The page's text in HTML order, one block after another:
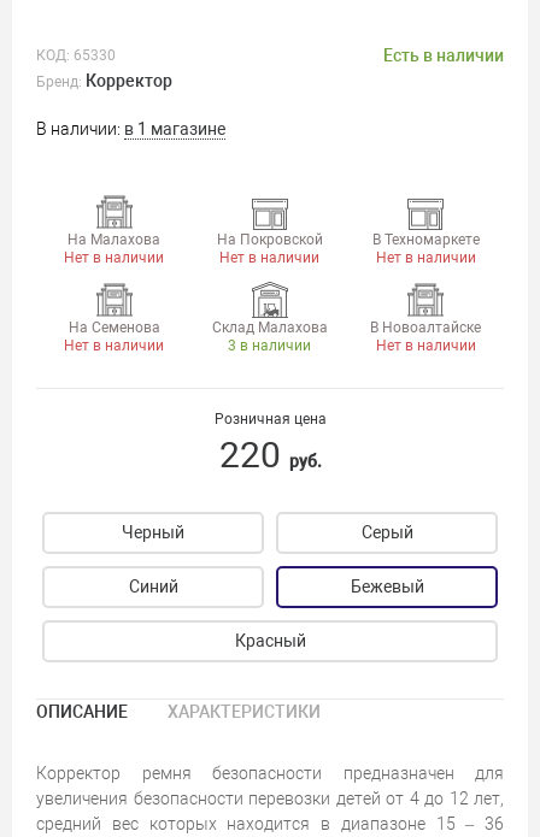
КОД: 65330 Есть в наличии
Бренд: Корректор
В наличии: в 1 магазине
На Малахова
Нет в наличии
На Покровской
Нет в наличии
В Техномаркете
Нет в наличии
На Семенова
Нет в наличии
Склад Малахова
3 в наличии
В Новоалтайске
Нет в наличии
Розничная цена
220 руб.
Черный Серый
Синий Бежевый
Красный
ОПИСАНИЕ ХАРАКТЕРИСТИКИ
Корректор ремня безопасности предназначен для
увеличения безопасности перевозки детей от 4 до 12 лет,
средний вес которых находится в диапазоне 15 – 36